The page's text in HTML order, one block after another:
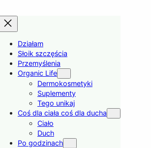
Działam
Słoik szczęścia
Przemyślenia
Organic Life
Dermokosmetyki
Suplementy
Tego unikaj
Coś dla ciała coś dla ducha
Ciało
Duch
Po godzinach